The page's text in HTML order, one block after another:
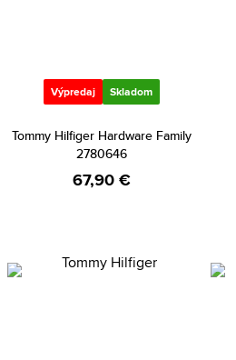
Výpredaj Skladom
Tommy Hilfiger Hardware Family
2780646
67,90 €